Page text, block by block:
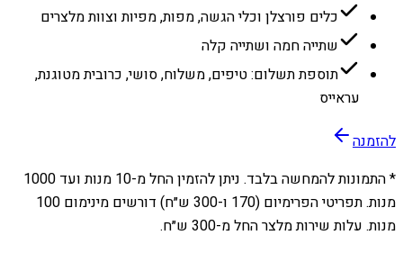
כלים פורצלן וכלי הגשה, מפות, מפיות וצוות מלצרים
שתייה חמה ושתייה קלה
תוספת תשלום: טיפים, משלוח, סושי, כרובית מטוגנת,
עראייס
להזמנה
* התמונות להמחשה בלבד. ניתן להזמין החל מ-10 מנות ועד 1000
מנות. תפריטי הפרימיום (170 ו-300 ש״ח) דורשים מינימום 100
מנות. עלות שירות מלצר החל מ-300 ש״ח.